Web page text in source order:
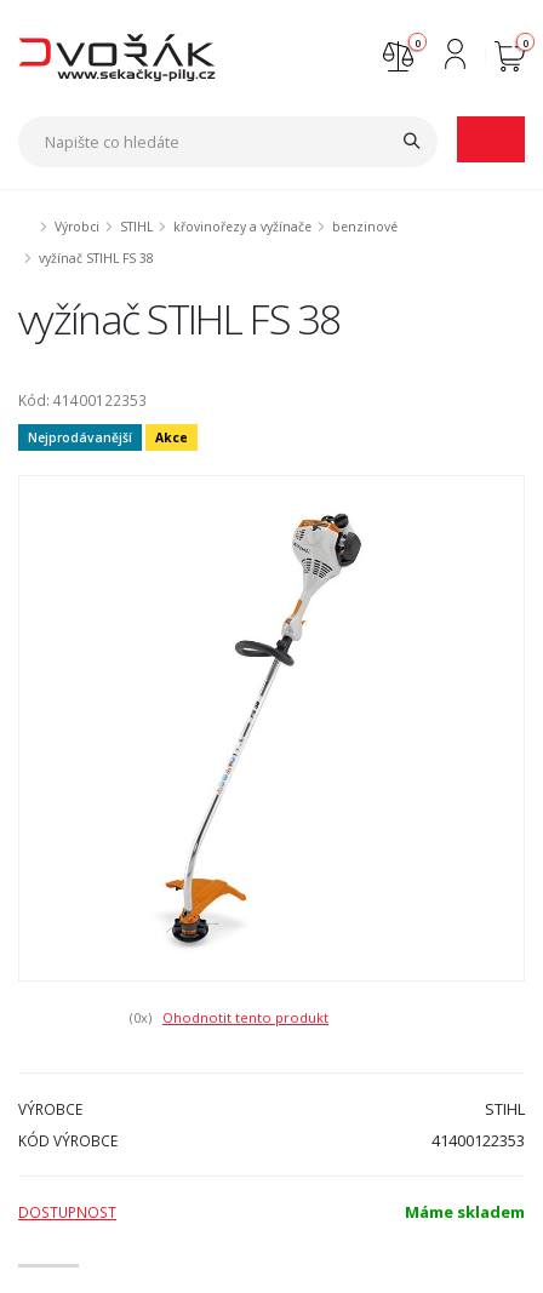
0
0
Výrobci STIHL křovinořezy a vyžínače
benzinové
vyžínač STIHL FS 38
vyžínač STIHL FS 38
Kód: 41400122353
Nejprodávanější Akce
(0x) Ohodnotit tento produkt
VÝROBCE STIHL
KÓD VÝROBCE 41400122353
DOSTUPNOST Máme skladem